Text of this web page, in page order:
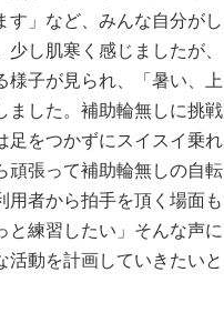
す」など、みんな自分がし
し肌寒く感じましたが、
様子が見られ、「暑い、上
ました。補助輪無しに挑戦
足をつかずにスイスイ乗れ
頑張って補助輪無しの自転
者から拍手を頂く場面も
と練習したい」そんな声に
動を計画していきたいと